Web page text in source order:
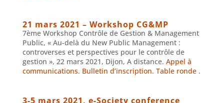
21 mars 2021 – Workshop CG&MP
7ème Workshop Contrôle de Gestion & Management
Public, « Au-delà du New Public Management :
controverses et perspectives pour le contrôle de
gestion », 22 mars 2021, Dijon, A distance. Appel à
communications. Bulletin d’inscription. Table ronde .
3-5 mars 2021, e-Society conference